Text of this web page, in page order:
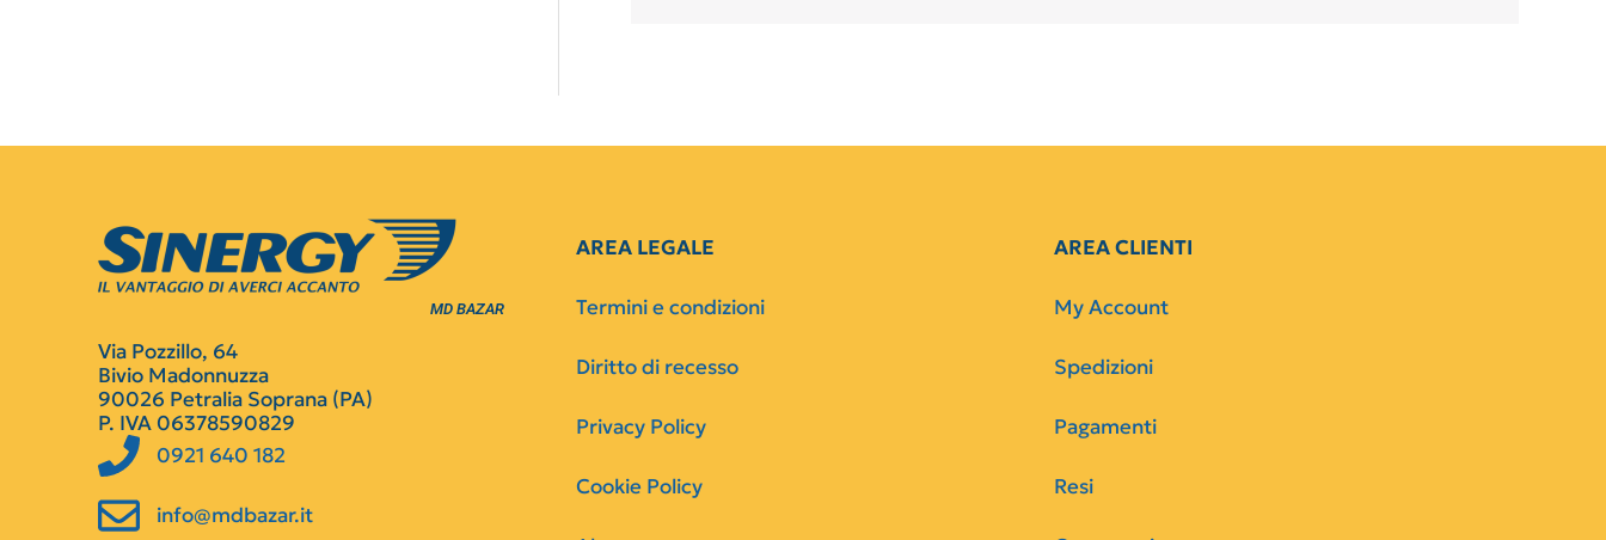
MD BAZAR
Via Pozzillo, 64
Bivio Madonnuzza
90026 Petralia Soprana (PA)
P. IVA 06378590829
0921 640 182
info@mdbazar.it
AREA LEGALE
Termini e condizioni
Diritto di recesso
Privacy Policy
Cookie Policy
AREA CLIENTI
My Account
Spedizioni
Pagamenti
Resi